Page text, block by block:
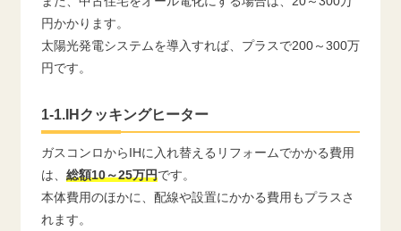
円かかります。
太陽光発電システムを導入すれば、プラスで200～300万
円です。
1-1.IHクッキングヒーター
ガスコンロからIHに入れ替えるリフォームでかかる費用
は、 総額10～25万円です。
本体費用のほかに、配線や設置にかかる費用もプラスさ
れます。